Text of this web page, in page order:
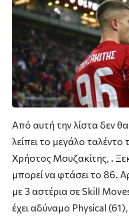
Από αυτή την λίστα δεν
λείπει το μεγάλο
Χρήστος Μουζακίτης, .
μπορεί να φτάσει το 86.
με 3 αστέρια σε Skill
έχει αδύναμο Physical